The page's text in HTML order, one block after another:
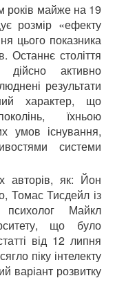
років майже на 19
розмір «ефекту
цього показника
Останнє століття
дійсно активно
результати
характер, що
їхньою
умов існування,
системи
авторів, як: Йон
Томас Тисдейл із
психолог Майкл
що було
від 12 липня
піку інтелекту
варіант розвитку